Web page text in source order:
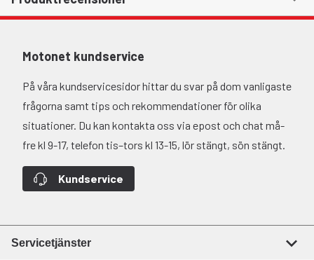
Motonet kundservice
På våra kundservicesidor hittar du svar på dom vanligaste
frågorna samt tips och rekommendationer för olika
situationer. Du kan kontakta oss via epost och chat må-
fre kl 9-17, telefon tis–tors kl 13-15, lör stängt, sön stängt.
Kundservice
Servicetjänster